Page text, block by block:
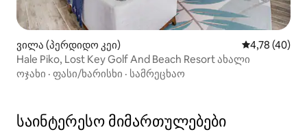
ვილა (პერდიდო კეი) საშუალო
4,78 (40)
Hale Piko, Lost Key Golf And Beach Resort ახალი
ოჯახი · ფასი/ხარისხი · სამრეცხაო
საინტერესო მიმართულებები